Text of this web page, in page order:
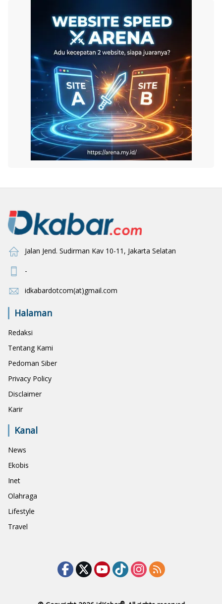
Jalan Jend. Sudirman Kav 10-11, Jakarta Selatan
-
idkabardotcom(at)gmail.com
Halaman
Redaksi
Tentang Kami
Pedoman Siber
Privacy Policy
Disclaimer
Karir
Kanal
News
Ekobis
Inet
Olahraga
Lifestyle
Travel